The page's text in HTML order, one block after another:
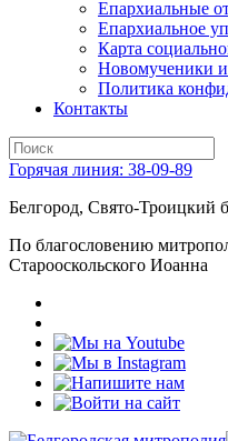
Епархиальные
Епархиальное
Карта
Новомученики и
Политика
Контакты
Горячая линия: 38-09-89
Белгород, Свято-Троицкий
По благословению
Старооскольского Иоанна